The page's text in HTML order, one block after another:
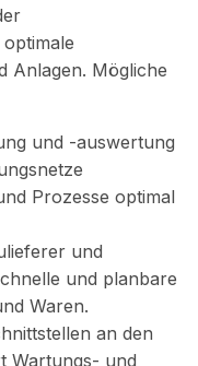
Anlagen. Mögliche
und -auswertung
Prozesse optimal
und
und planbare
Waren.
an den
Wartungs- und